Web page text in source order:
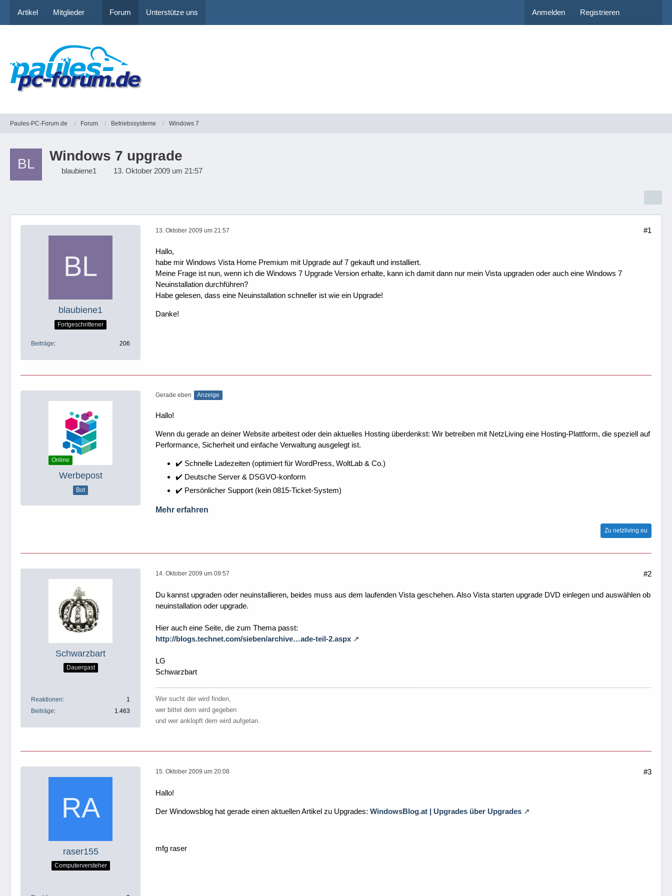
Artikel Mitglieder Forum Unterstütze uns Anmelden Registrieren
Paules-PC-Forum.de Forum Betriebssysteme Windows 7
Windows 7 upgrade
blaubiene1 13. Oktober 2009 um 21:57
blaubiene1
Fortgeschrittener
Beiträge 206
13. Oktober 2009 um 21:57 #1
Hallo,
habe mir Windows Vista Home Premium mit Upgrade auf 7 gekauft und installiert.
Meine Frage ist nun, wenn ich die Windows 7 Upgrade Version erhalte, kann ich damit dann nur mein Vista upgraden oder auch eine Windows 7
Neuinstallation durchführen?
Habe gelesen, dass eine Neuinstallation schneller ist wie ein Upgrade!
Danke!
Online
Werbepost
Bot
Gerade eben Anzeige
Hallo!
Wenn du gerade an deiner Website arbeitest oder dein aktuelles Hosting überdenkst: Wir betreiben mit NetzLiving eine Hosting-Plattform, die speziell auf
Performance, Sicherheit und einfache Verwaltung ausgelegt ist.
✔️ Schnelle Ladezeiten (optimiert für WordPress, WoltLab & Co.)
✔️ Deutsche Server & DSGVO-konform
✔️ Persönlicher Support (kein 0815-Ticket-System)
Mehr erfahren
Zu netzliving.eu
Schwarzbart
Dauergast
Reaktionen
1
Beiträge
1.463
14. Oktober 2009 um 09:57 #2
Du kannst upgraden oder neuinstallieren, beides muss aus dem laufenden Vista geschehen. Also Vista starten upgrade DVD einlegen und auswählen ob
neuinstallation oder upgrade.
Hier auch eine Seite, die zum Thema passt:
http://blogs.technet.com/sieben/archive…ade-teil-2.aspx
LG
Schwarzbart
Wer sucht der wird finden,
wer bittet dem wird gegeben
und wer anklopft dem wird aufgetan.
raser155
Computerversteher
15. Oktober 2009 um 20:08 #3
Hallo!
Der Windowsblog hat gerade einen aktuellen Artikel zu Upgrades: WindowsBlog.at | Upgrades über Upgrades
mfg raser